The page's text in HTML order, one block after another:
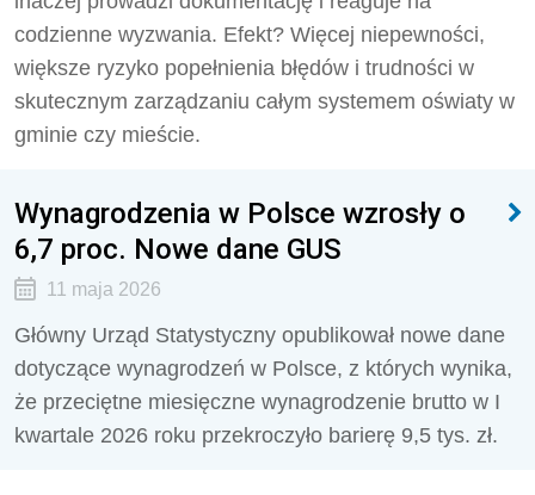
codzienne wyzwania. Efekt? Więcej niepewności,
większe ryzyko popełnienia błędów i trudności w
skutecznym zarządzaniu całym systemem oświaty w
gminie czy mieście.
Wynagrodzenia w Polsce wzrosły o
6,7 proc. Nowe dane GUS
11 maja 2026
Główny Urząd Statystyczny opublikował nowe dane
dotyczące wynagrodzeń w Polsce, z których wynika,
że przeciętne miesięczne wynagrodzenie brutto w I
kwartale 2026 roku przekroczyło barierę 9,5 tys. zł.